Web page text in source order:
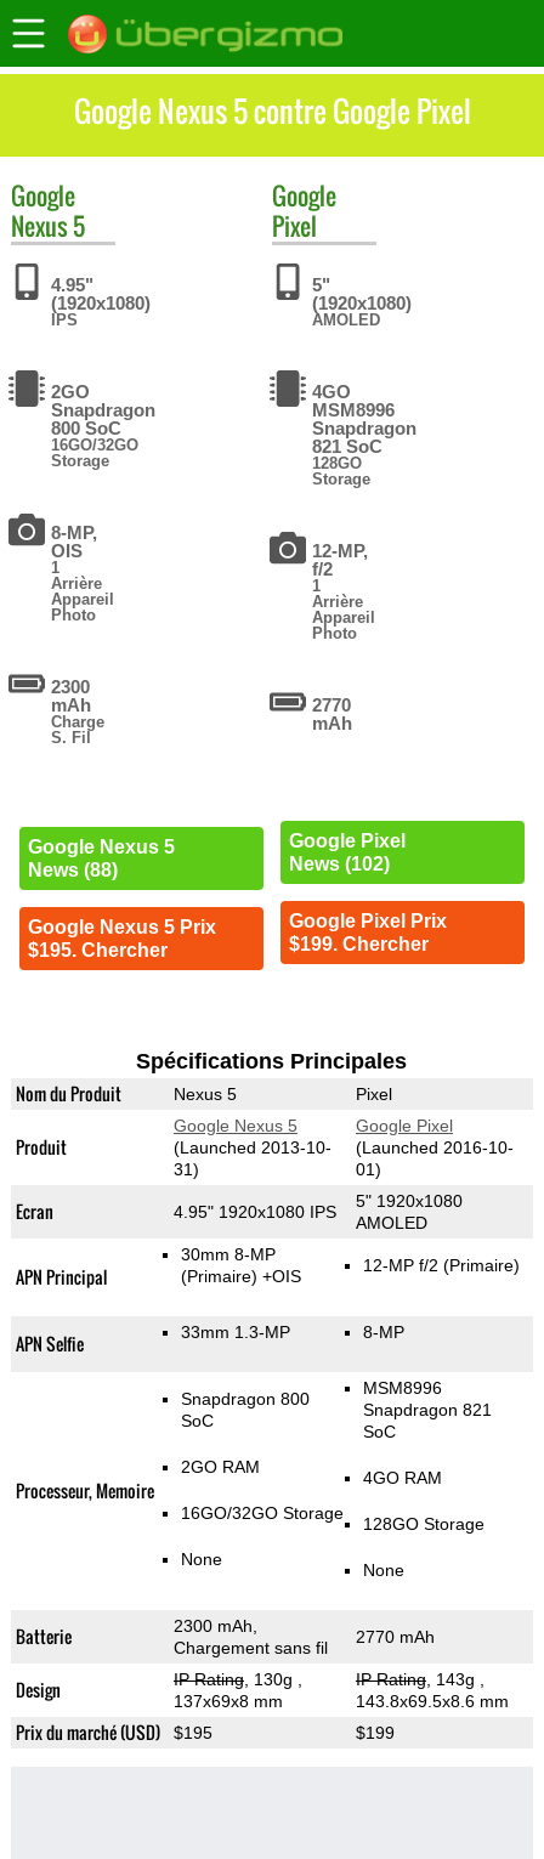
Google Nexus 5 contre Google Pixel
Google
Nexus 5
4.95"
(1920x1080)
IPS
2GO
Snapdragon
800 SoC
16GO/32GO
Storage
8-MP,
OIS
1
Arrière
Appareil
Photo
2300
mAh
Charge
S. Fil
Google Nexus 5
News (88)
Google Nexus 5 Prix
$195. Chercher
Google
Pixel
5"
(1920x1080)
AMOLED
4GO
MSM8996
Snapdragon
821 SoC
128GO
Storage
12-MP,
f/2
1
Arrière
Appareil
Photo
2770
mAh
Google Pixel
News (102)
Google Pixel Prix
$199. Chercher
Spécifications Principales
Nom du Produit Nexus 5 Pixel
Produit
Google Nexus 5
(Launched 2013-10-
31)
Google Pixel
(Launched 2016-10-
01)
Ecran 4.95" 1920x1080 IPS
5" 1920x1080
AMOLED
APN Principal
30mm 8-MP
(Primaire) +OIS
12-MP f/2 (Primaire)
APN Selfie 33mm 1.3-MP 8-MP
Processeur, Memoire
Snapdragon 800
SoC
2GO RAM
16GO/32GO Storage
None
MSM8996
Snapdragon 821
SoC
4GO RAM
128GO Storage
None
Batterie
2300 mAh,
Chargement sans fil
2770 mAh
Design IP Rating, 130g
137x69x8 mm
IP Rating, 143g
143.8x69.5x8.6 mm
Prix du marché (USD) $195 $199